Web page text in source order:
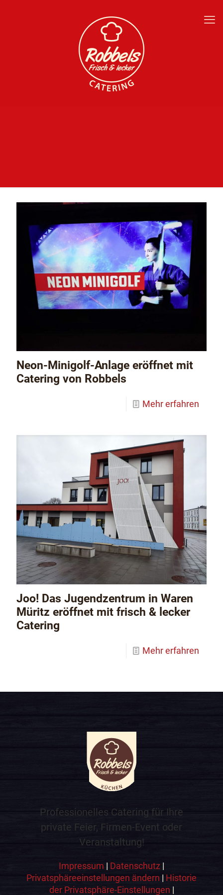
Neon-Minigolf-Anlage eröffnet mit
Catering von Robbels
Mehr erfahren
Joo! Das Jugendzentrum in Waren
Müritz eröffnet mit frisch & lecker
Catering
Mehr erfahren
Professionelles Catering für Ihre
private Feier, Firmen-Event oder
Veranstaltung!
Impressum | Datenschutz |
Privatsphäreeinstellungen ändern | Historie
der Privatsphäre-Einstellungen |